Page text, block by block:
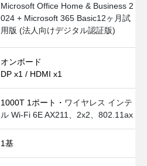
Microsoft Office Home & Business 2
024 + Microsoft 365 Basic12ヶ月試
用版 (法人向けデジタル認証版)
オンボード
DP x1 / HDMI x1
1000T 1ポート・ ワイヤレス インテ
ル Wi-Fi 6E AX211、2x2、802.11ax
1基